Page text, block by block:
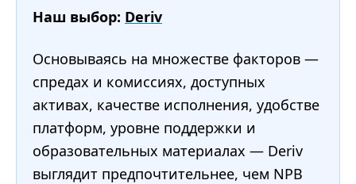
Наш выбор: Deriv
Основываясь на множестве факторов —
спредах и комиссиях, доступных
активах, качестве исполнения, удобстве
платформ, уровне поддержки и
образовательных материалах — Deriv
выглядит предпочтительнее, чем NPB